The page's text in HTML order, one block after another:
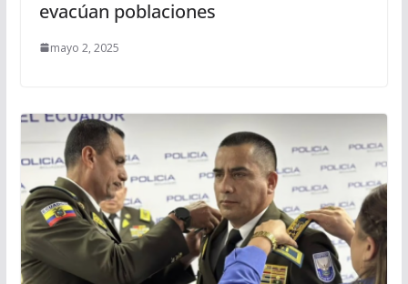
evacúan poblaciones
mayo 2, 2025